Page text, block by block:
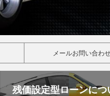
メールお問い合わ
残価設定型ローンにつ